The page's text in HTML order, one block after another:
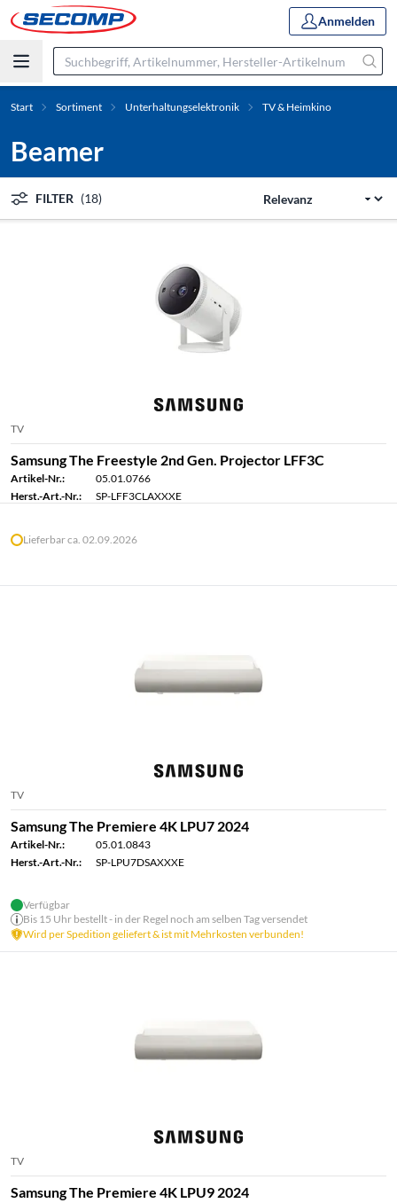
Anmelden
Start Sortiment Unterhaltungselektronik TV & Heimkino
Beamer
FILTER (18)
TV
Samsung The Freestyle 2nd Gen. Projector LFF3C
Artikel-Nr.:
05.01.0766
Herst.-Art.-Nr.:
SP-LFF3CLAXXXE
Lieferbar ca. 02.09.2026
TV
Samsung The Premiere 4K LPU7 2024
Artikel-Nr.:
05.01.0843
Herst.-Art.-Nr.:
SP-LPU7DSAXXXE
Verfügbar
Bis 15 Uhr bestellt - in der Regel noch am selben Tag versendet
Wird per Spedition geliefert & ist mit Mehrkosten verbunden!
TV
Samsung The Premiere 4K LPU9 2024